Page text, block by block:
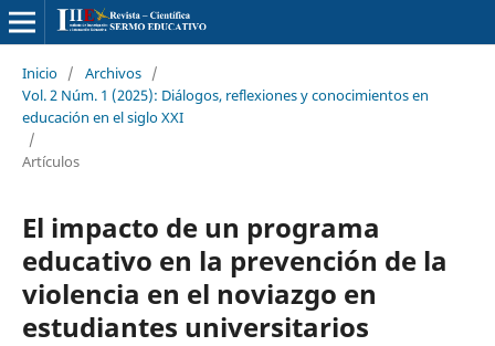
Inicio / Archivos /
Vol. 2 Núm. 1 (2025): Diálogos, reflexiones y conocimientos en
educación en el siglo XXI
/
Artículos
El impacto de un programa
educativo en la prevención de la
violencia en el noviazgo en
estudiantes universitarios